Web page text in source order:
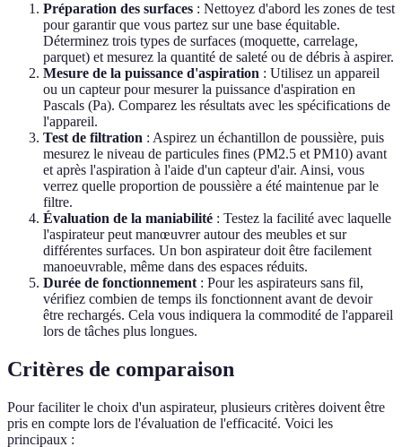
Préparation des surfaces : Nettoyez d'abord les zones de test
pour garantir que vous partez sur une base équitable.
Déterminez trois types de surfaces (moquette, carrelage,
parquet) et mesurez la quantité de saleté ou de débris à aspirer.
Mesure de la puissance d'aspiration : Utilisez un appareil
ou un capteur pour mesurer la puissance d'aspiration en
Pascals (Pa). Comparez les résultats avec les spécifications de
l'appareil.
Test de filtration : Aspirez un échantillon de poussière, puis
mesurez le niveau de particules fines (PM2.5 et PM10) avant
et après l'aspiration à l'aide d'un capteur d'air. Ainsi, vous
verrez quelle proportion de poussière a été maintenue par le
filtre.
Évaluation de la maniabilité : Testez la facilité avec laquelle
l'aspirateur peut manœuvrer autour des meubles et sur
différentes surfaces. Un bon aspirateur doit être facilement
manoeuvrable, même dans des espaces réduits.
Durée de fonctionnement : Pour les aspirateurs sans fil,
vérifiez combien de temps ils fonctionnent avant de devoir
être rechargés. Cela vous indiquera la commodité de l'appareil
lors de tâches plus longues.
Critères de comparaison
Pour faciliter le choix d'un aspirateur, plusieurs critères doivent être
pris en compte lors de l'évaluation de l'efficacité. Voici les
principaux :